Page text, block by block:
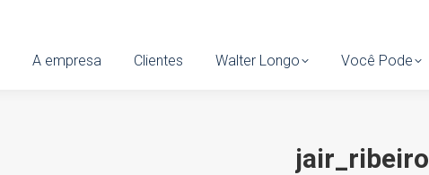
A empresa Clientes Walter Longo Você Pode
jair_ribeiro
A empresa Clientes Walter Longo Você Pode